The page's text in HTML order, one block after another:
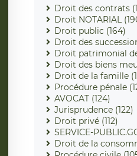
Droit des contrats
Droit NOTARIAL
Droit public (164)
Droit des
Droit patrimonial
Droit des biens
Droit de la famille
Procédure pénale
AVOCAT (124)
Jurisprudence (122)
Droit privé (112)
SERVICE-
Droit de la